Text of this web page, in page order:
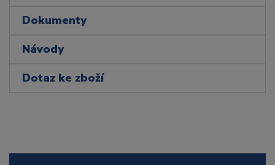
Dokumenty
Návody
Dotaz ke zboží